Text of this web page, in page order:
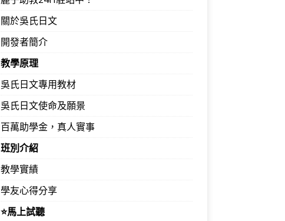
關於吳氏日文
開發者簡介
教學原理
吳氏日文專用教材
吳氏日文使命及願景
百萬助學金，真人實事
班別介紹
教學實績
學友心得分享
⭐️馬上試聽